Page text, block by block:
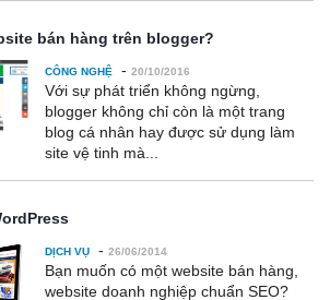
bán hàng trên blogger?
CÔNG NGHỆ - 20/10/2016
Với sự phát triển không ngừng,
blogger không chỉ còn là một trang
blog cá nhân hay được sử dụng làm
site vệ tinh mà...
DỊCH VỤ - 26/06/2014
Bạn muốn có một website bán hàng,
website doanh nghiệp chuẩn SEO?